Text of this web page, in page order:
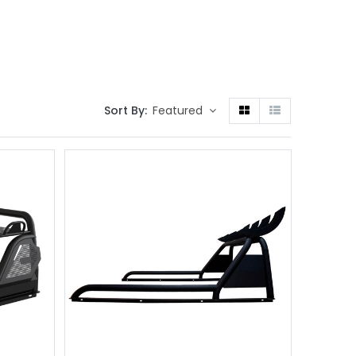
Sort By: Featured